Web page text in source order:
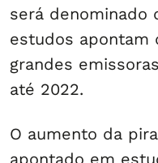
será denominado
estudos apontam
grandes
até 2022.
O aumento da
apontado em